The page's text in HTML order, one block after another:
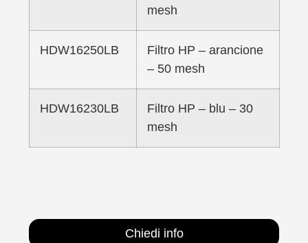
mesh
HDW16250LB
Filtro HP – arancione
– 50 mesh
HDW16230LB
Filtro HP – blu – 30
mesh
Chiedi info